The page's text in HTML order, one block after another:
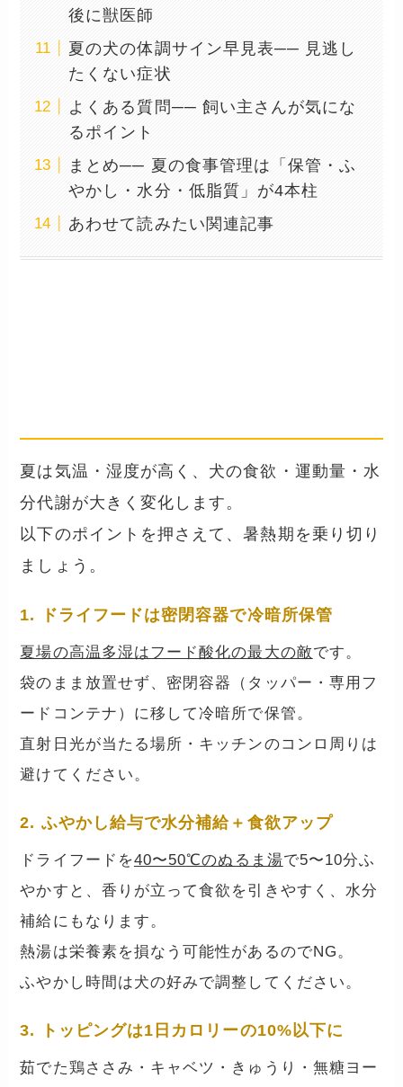
後に獣医師
夏の犬の体調サイン早見表── 見逃し
たくない症状
よくある質問── 飼い主さんが気にな
るポイント
まとめ── 夏の食事管理は「保管・ふ
やかし・水分・低脂質」が4本柱
あわせて読みたい関連記事
夏は気温・湿度が高く、犬の食欲・運動量・水
分代謝が大きく変化します。
以下のポイントを押さえて、暑熱期を乗り切り
ましょう。
1. ドライフードは密閉容器で冷暗所保管
夏場の高温多湿はフード酸化の最大の敵です。
袋のまま放置せず、密閉容器（タッパー・専用フ
ードコンテナ）に移して冷暗所で保管。
直射日光が当たる場所・キッチンのコンロ周りは
避けてください。
2. ふやかし給与で水分補給＋食欲アップ
ドライフードを40〜50℃のぬるま湯で5〜10分ふ
やかすと、香りが立って食欲を引きやすく、水分
補給にもなります。
熱湯は栄養素を損なう可能性があるのでNG。
ふやかし時間は犬の好みで調整してください。
3. トッピングは1日カロリーの10%以下に
茹でた鶏ささみ・キャベツ・きゅうり・無糖ヨー